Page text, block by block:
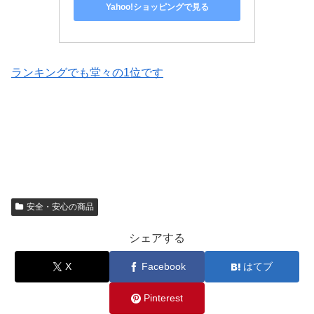
Yahoo!ショッピングで見る
ランキングでも堂々の1位です
安全・安心の商品
シェアする
X Facebook はてブ
Pinterest